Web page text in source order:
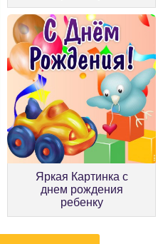
Яркая Картинка с
днем рождения
ребенку